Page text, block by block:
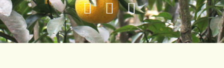
Buy
Adspace
Hide
Ads
for
ご
案
内